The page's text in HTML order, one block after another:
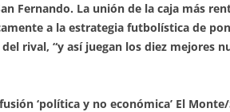
Fernando. La unión de la caja más
a la estrategia futbolística de
rival, “y así juegan los diez mejores
‘política y no económica’ El